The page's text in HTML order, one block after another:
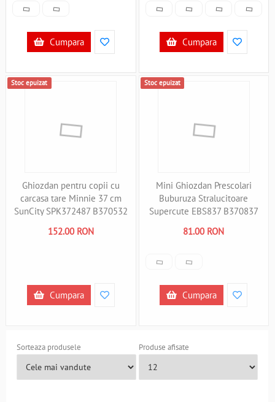
Cumpara Cumpara
Stoc epuizat
Ghiozdan pentru copii cu
carcasa tare Minnie 37 cm
SunCity SPK372487 B370532
152.00 RON
Cumpara
Stoc epuizat
Mini Ghiozdan Prescolari
Buburuza Stralucitoare
Supercute EBS837 B370837
81.00 RON
Cumpara
Sorteaza produsele Produse afisate